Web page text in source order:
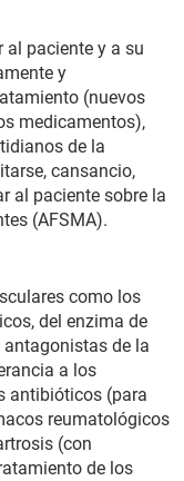
paciente y a su
y
(nuevos
medicamentos),
de la
cansancio,
al paciente sobre la
(AFSMA).
como los
del enzima de
antagonistas de la
a los
antibióticos (para
reumatológicos
(con
de los